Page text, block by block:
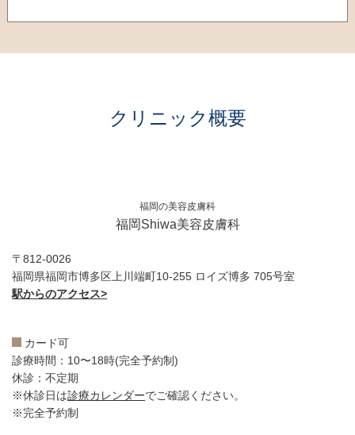
クリニック概要
福岡の美容皮膚科
福岡Shiwa美容皮膚科
〒812-0026
福岡県福岡市博多区上川端町10-255 ロイズ博多 705号室
駅からのアクセス>
カード可
診療時間：10〜18時(完全予約制)
休診：不定期
※休診日は診療カレンダーでご確認ください。
※完全予約制